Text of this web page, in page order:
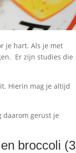
je hart. Als je met
Er zijn studies die
Hierin mag je altijd
daarom gerust je
broccoli (3